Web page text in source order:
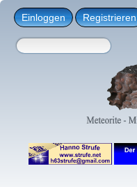
Einloggen Registrieren